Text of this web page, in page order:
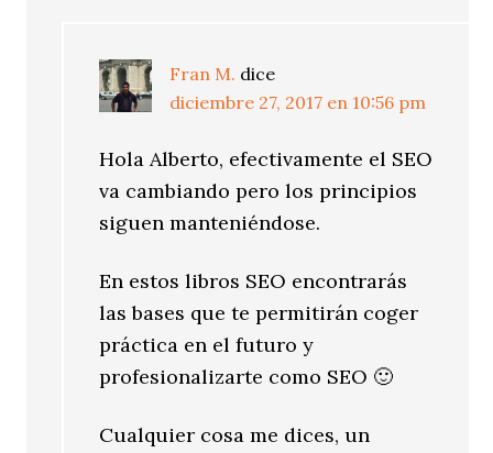
Fran M. dice
diciembre 27, 2017 en 10:56 pm
Hola Alberto, efectivamente el SEO
va cambiando pero los principios
siguen manteniéndose.
En estos libros SEO encontrarás
las bases que te permitirán coger
práctica en el futuro y
profesionalizarte como SEO 🙂
Cualquier cosa me dices, un